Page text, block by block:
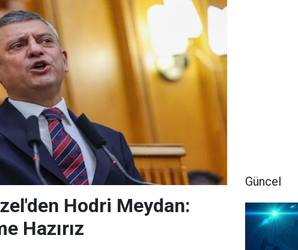
Hodri Meydan:
Hazırız
Güncel